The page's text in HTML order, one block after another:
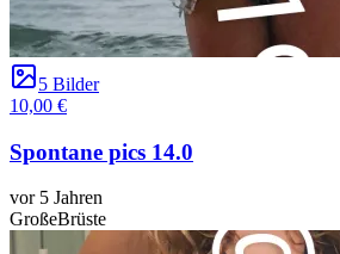
5 Bilder
10,00 €
Spontane pics 14.0
vor 5 Jahren
GroßeBrüste